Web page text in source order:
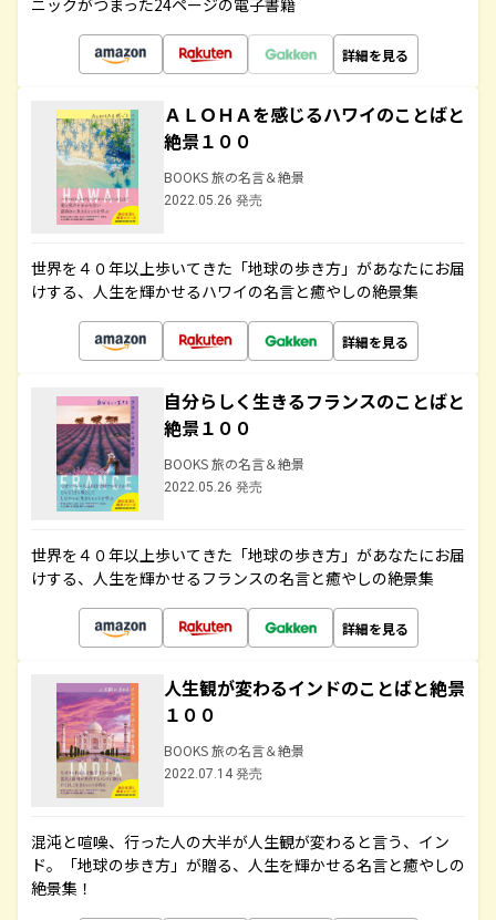
ニックがつまった24ページの電子書籍
詳細を見る
ＡＬＯＨＡを感じるハワイのことばと
絶景１００
BOOKS 旅の名言＆絶景
2022.05.26 発売
世界を４０年以上歩いてきた「地球の歩き方」があなたにお届
けする、人生を輝かせるハワイの名言と癒やしの絶景集
詳細を見る
自分らしく生きるフランスのことばと
絶景１００
BOOKS 旅の名言＆絶景
2022.05.26 発売
世界を４０年以上歩いてきた「地球の歩き方」があなたにお届
けする、人生を輝かせるフランスの名言と癒やしの絶景集
詳細を見る
人生観が変わるインドのことばと絶景
１００
BOOKS 旅の名言＆絶景
2022.07.14 発売
混沌と喧噪、行った人の大半が人生観が変わると言う、イン
ド。「地球の歩き方」が贈る、人生を輝かせる名言と癒やしの
絶景集！